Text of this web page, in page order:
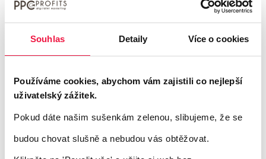
Souhlas Detaily Více o cookies
Používáme cookies, abychom vám zajistili co nejlepší
uživatelský zážitek.
Pokud dáte našim sušenkám zelenou, slibujeme, že se
budou chovat slušně a nebudou vás obtěžovat.
zobrazování reklam vaší značky.
Můžete například vyloučit
zobrazování obsahu označeného
pro dospělé publikum a jiné.
Cílení reklamní sestavy
Na úrovni reklamních sestav je, podobně
jako u kampaní ve vyhledávání a v